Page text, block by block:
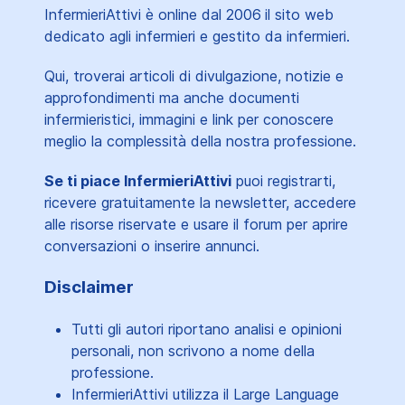
InfermieriAttivi è online dal 2006 il sito web
dedicato agli infermieri e gestito da infermieri.
Qui, troverai articoli di divulgazione, notizie e
approfondimenti ma anche documenti
infermieristici, immagini e link per conoscere
meglio la complessità della nostra professione.
Se ti piace InfermieriAttivi puoi registrarti,
ricevere gratuitamente la newsletter, accedere
alle risorse riservate e usare il forum per aprire
conversazioni o inserire annunci.
Disclaimer
Tutti gli autori riportano analisi e opinioni
personali, non scrivono a nome della
professione.
InfermieriAttivi utilizza il Large Language